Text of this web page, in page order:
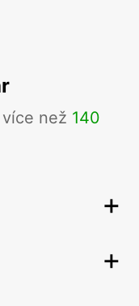
než 140